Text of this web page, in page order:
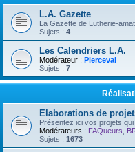
L.A. Gazette
La Gazette de Lutherie-
Sujets : 4
Les Calendriers L.A.
Modérateur : Pierceval
Sujets : 7
Elaborations de
Présentez ici vos projets
Modérateurs : FAQueurs
Sujets : 1673